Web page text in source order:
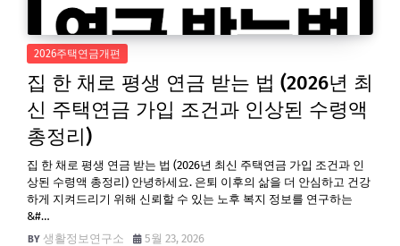
2026주택연금개편
집 한 채로 평생 연금 받는 법 (2026년 최
신 주택연금 가입 조건과 인상된 수령액
총정리)
집 한 채로 평생 연금 받는 법 (2026년 최신 주택연금 가입 조건과 인
상된 수령액 총정리) 안녕하세요. 은퇴 이후의 삶을 더 안심하고 건강
하게 지켜드리기 위해 신뢰할 수 있는 노후 복지 정보를 연구하는
&#…
생활정보연구소
5월 23, 2026